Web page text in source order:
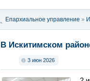
Епархиальное управление »
В Искитимском
3 июн 2026